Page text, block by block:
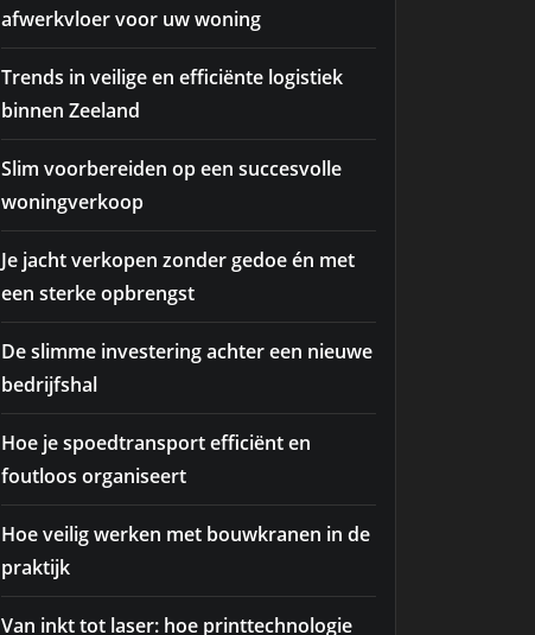
afwerkvloer voor uw woning
Trends in veilige en efficiënte logistiek
binnen Zeeland
Slim voorbereiden op een succesvolle
woningverkoop
Je jacht verkopen zonder gedoe én met
een sterke opbrengst
De slimme investering achter een nieuwe
bedrijfshal
Hoe je spoedtransport efficiënt en
foutloos organiseert
Hoe veilig werken met bouwkranen in de
praktijk
Van inkt tot laser: hoe printtechnologie